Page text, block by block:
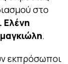
στο
Ελένη
.
εκπρόσωποι